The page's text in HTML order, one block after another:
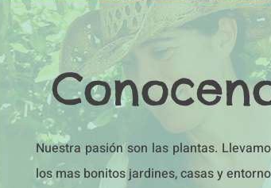
Nuestra pasión son las plantas.
los mas bonitos jardines, casas y